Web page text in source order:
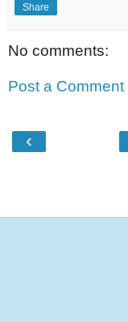
Share
No comments:
Post a Comment
‹